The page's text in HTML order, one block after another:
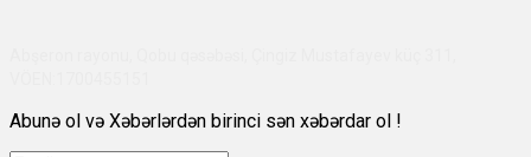
Abunə ol və Xəbərlərdən birinci sən xəbərdar ol !